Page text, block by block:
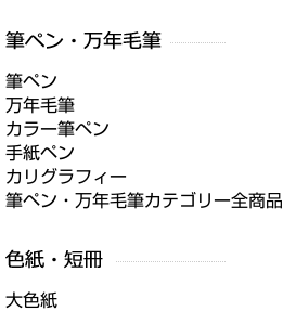
筆ペン
万年毛筆
カラー筆ペン
手紙ペン
カリグラフィー
筆ペン・万年毛筆カテゴリー全商品
大色紙